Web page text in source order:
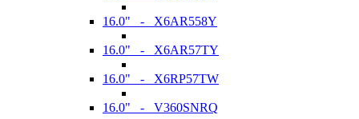
16.0" - X6AR558Y
16.0" - X6AR57TY
16.0" - X6RP57TW
16.0" - V360SNRQ